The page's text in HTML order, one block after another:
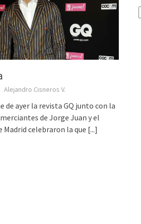
Alejandro Cisneros V.
de ayer la revista GQ junto con la
de Jorge Juan y el
celebraron la que [...]